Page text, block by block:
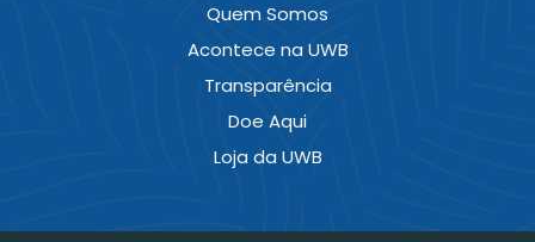
Quem Somos
Acontece na UWB
Transparência
Doe Aqui
Loja da UWB